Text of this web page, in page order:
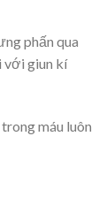
phấn qua
với giun kí
máu luôn